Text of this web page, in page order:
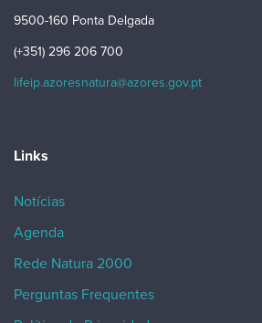
9500-160 Ponta Delgada
(+351) 296 206 700
lifeip.azoresnatura@azores.gov.pt
Links
Notícias
Agenda
Rede Natura 2000
Perguntas Frequentes